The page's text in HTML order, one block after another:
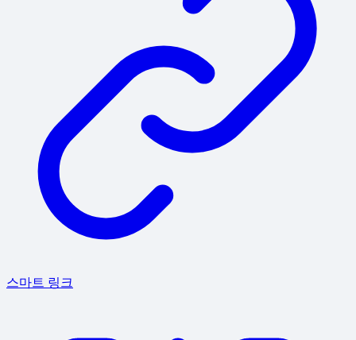
스마트 링크